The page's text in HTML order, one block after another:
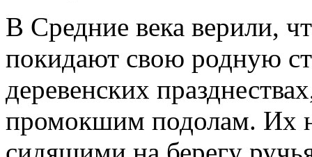
В Средние века верили,
покидают свою родную
деревенских
промокшим подолам. Их